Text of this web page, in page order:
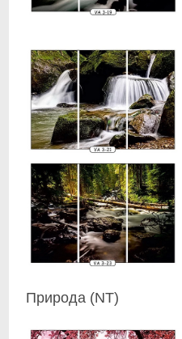
Природа (NT)